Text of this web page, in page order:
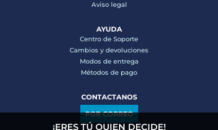
Aviso legal
AYUDA
Centro de Soporte
Cambios y devoluciones
Modos de entrega
Métodos de pago
CONTACTANOS
POR CORREO
¡ERES TÚ QUIEN DECIDE!